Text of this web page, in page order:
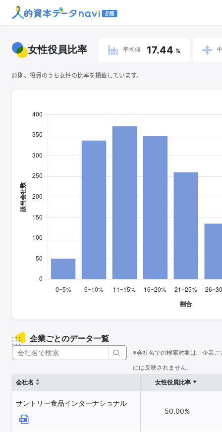
女性役員比率 平均値 17.44 %
原則、役員のうち女性の比率を掲載しています。
企業ごとのデータ一覧
※会社名での検索対象は「企業
には反映されません。
会社名
女性役員比率
サントリー食品インターナショナル
50.00%